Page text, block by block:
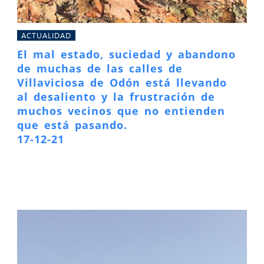
ACTUALIDAD
El mal estado, suciedad y abandono
de muchas de las calles de
Villaviciosa de Odón está llevando
al desaliento y la frustración de
muchos vecinos que no entienden
que está pasando.
17-12-21